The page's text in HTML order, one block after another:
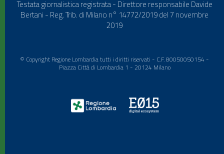
Testata giornalistica registrata - Direttore responsabile Davide
Bertani - Reg. Trib. di Milano n° 14772/2019 del 7 novembre
2019
© Copyright Regione Lombardia tutti i diritti riservati - C.F. 80050050154 -
Piazza Città di Lombardia 1 - 20124 Milano